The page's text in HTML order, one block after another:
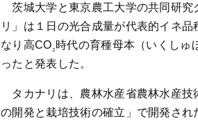
茨城大学と東京農工大学の共同研究
リ」は１日の光合成量が代表的イネ
なり高CO₂時代の育種母本（いくしゅ
ったと発表した。
タカナリは、農林水産省農林水産技
の開発と栽培技術の確立」で開発され